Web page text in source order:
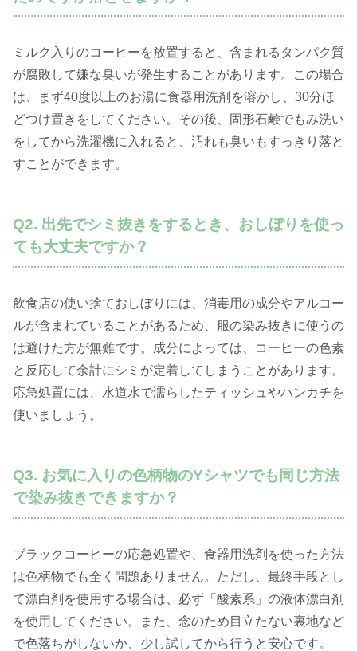
ミルク入りのコーヒーを放置すると、含まれるタンパク質
が腐敗して嫌な臭いが発生することがあります。この場合
は、まず40度以上のお湯に食器用洗剤を溶かし、30分ほ
どつけ置きをしてください。その後、固形石鹸でもみ洗い
をしてから洗濯機に入れると、汚れも臭いもすっきり落と
すことができます。
Q2. 出先でシミ抜きをするとき、おしぼりを使っ
ても大丈夫ですか？
飲食店の使い捨ておしぼりには、消毒用の成分やアルコー
ルが含まれていることがあるため、服の染み抜きに使うの
は避けた方が無難です。成分によっては、コーヒーの色素
と反応して余計にシミが定着してしまうことがあります。
応急処置には、水道水で濡らしたティッシュやハンカチを
使いましょう。
Q3. お気に入りの色柄物のYシャツでも同じ方法
で染み抜きできますか？
ブラックコーヒーの応急処置や、食器用洗剤を使った方法
は色柄物でも全く問題ありません。ただし、最終手段とし
て漂白剤を使用する場合は、必ず「酸素系」の液体漂白剤
を使用してください。また、念のため目立たない裏地など
で色落ちがしないか、少し試してから行うと安心です。